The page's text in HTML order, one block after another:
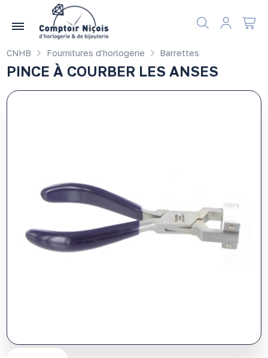
CNHB Fournitures d'horlogerie Barrettes
PINCE À COURBER LES ANSES
Gérer les préférences en matière de cookies